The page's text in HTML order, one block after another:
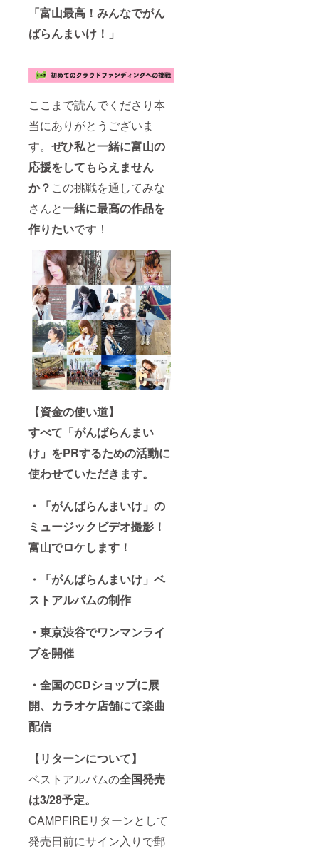
「富山最高！みんなでがん
ばらんまいけ！」
ここまで読んでくださり本
当にありがとうございま
す。 ぜひ私と一緒に富山の
応援をしてもらえません
か？ この挑戦を通してみな
さんと一緒に最高の作品を
作りたいです！
【資金の使い道】
すべて「がんばらんまい
け」をPRするための活動に
使わせていただきます。
・「がんばらんまいけ」の
ミュージックビデオ撮影！
富山でロケします！
・「がんばらんまいけ」ベ
ストアルバムの制作
・東京渋谷でワンマンライ
ブを開催
・全国のCDショップに展
開、カラオケ店舗にて楽曲
配信
【リターンについて】
ベストアルバムの全国発売
は3/28予定。
CAMPFIREリターンとして
発売日前にサイン入りで郵